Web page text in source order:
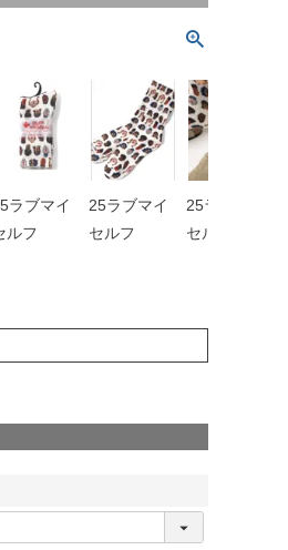
ラブマイ
ルフ
25ラブマイ
セルフ
25ラブマイ
セルフ